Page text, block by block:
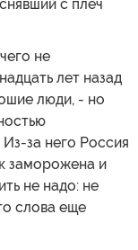
с плеч
не
лет назад
люди, - но
Из-за него Россия
заморожена и
не надо: не
слова еще